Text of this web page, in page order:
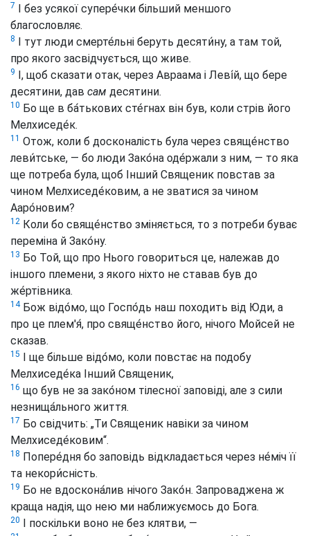
7
І без усякої супере́чки більший меншого
благословляє.
8
І тут люди смерте́льні беруть десяти́ну, а там той,
про якого засвідчується, що живе.
9
І, щоб сказати отак, через Авраама і Леві́й, що бере
десятини, дав сам десятини.
10 Бо ще в ба́тькових сте́гнах він був, коли стрів його
Мелхиседе́к.
11 Отож, коли б досконалість була через свяще́нство
леви́тське, — бо люди Зако́на оде́ржали з ним, — то яка
ще потреба була, щоб Інший Священик повстав за
чином Мелхиседе́ковим, а не зватися за чином
Ааро́новим?
12 Коли бо свяще́нство зміняється, то з потреби буває
переміна й Зако́ну.
13 Бо Той, що про Нього говориться це, належав до
іншого племени, з якого ніхто не ставав був до
же́ртівника.
14Бож відо́мо, що Госпо́дь наш походить від Юди, а
про це плем'я́, про свяще́нство його, нічого Мойсей не
сказав.
15
І ще більше відо́мо, коли повстає на подобу
Мелхиседе́ка Інший Священик,
16 що був не за зако́ном тілесної заповіді, але з сили
незнища́льного життя.
17 Бо свідчить: „Ти Священик навіки за чином
Мелхиседе́ковим“.
18 Попере́дня бо заповідь відкладається через не́міч її
та некори́сність.
19 Бо не вдоскона́лив нічого Зако́н. Запроваджена ж
краща надія, що нею ми наближуємось до Бога.
20 І поскільки воно не без клятви, —